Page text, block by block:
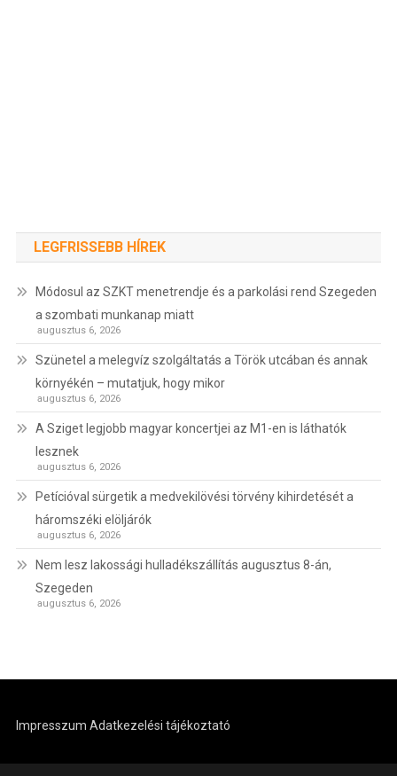
LEGFRISSEBB HÍREK
Módosul az SZKT menetrendje és a parkolási rend Szegeden
a szombati munkanap miatt
augusztus 6, 2026
Szünetel a melegvíz szolgáltatás a Török utcában és annak
környékén – mutatjuk, hogy mikor
augusztus 6, 2026
A Sziget legjobb magyar koncertjei az M1-en is láthatók
lesznek
augusztus 6, 2026
Petícióval sürgetik a medvekilövési törvény kihirdetését a
háromszéki elöljárók
augusztus 6, 2026
Nem lesz lakossági hulladékszállítás augusztus 8-án,
Szegeden
augusztus 6, 2026
Impresszum Adatkezelési tájékoztató